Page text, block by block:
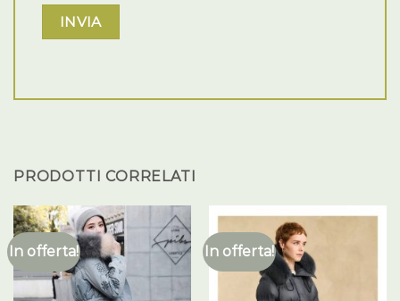
PRODOTTI CORRELATI
In offerta! In offerta!